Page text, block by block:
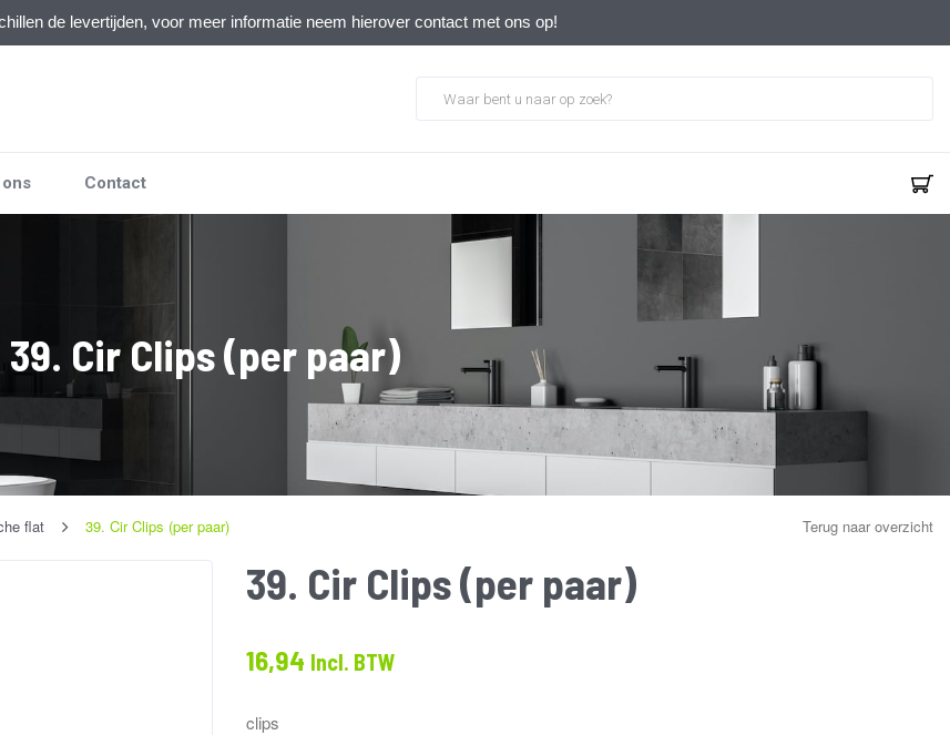
de levertijden, voor meer informatie neem hierover contact met ons op!
ons Contact
39. Cir Clips (per paar)
flat 39. Cir Clips (per paar) Terug naar overzicht
39. Cir Clips (per paar)
16,94 Incl. BTW
clips